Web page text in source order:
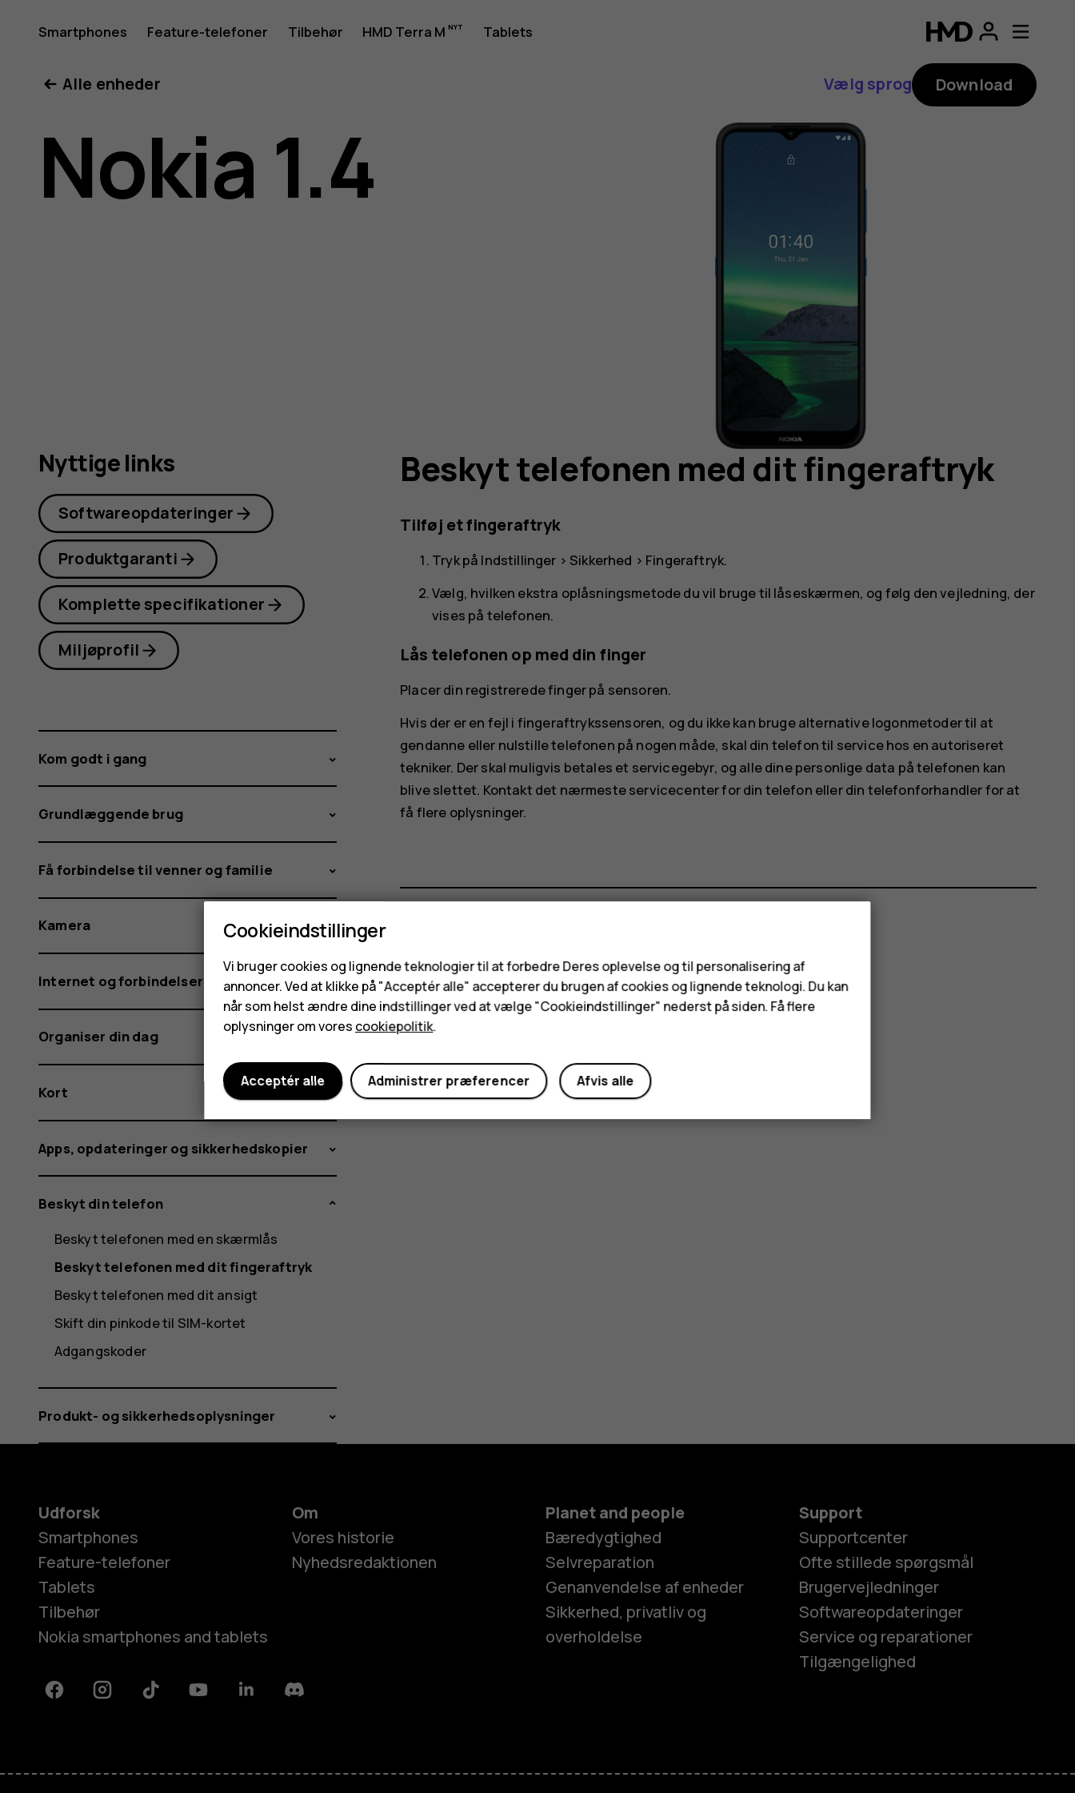
Brugervejledning
til
Nokia
Smartphones Feature-telefoner Tilbehør HMD Terra M Tablets
Alle enheder
Vælg sprog Download
Nokia 1.4
Beskyt telefonen med dit fingeraftryk
Tilføj et fingeraftryk
Tryk på Indstillinger > Sikkerhed > Fingeraftryk.
Vælg, hvilken ekstra oplåsningsmetode du vil bruge til låseskærmen, og følg den vejledning, der
vises på telefonen.
Lås telefonen op med din finger
Placer din registrerede finger på sensoren.
Hvis der er en fejl i fingeraftrykssensoren, og du ikke kan bruge alternative logonmetoder til at
gendanne eller nulstille telefonen på nogen måde, skal din telefon til service hos en autoriseret
tekniker. Der skal muligvis betales et servicegebyr, og alle dine personlige data på telefonen kan
blive slettet. Kontakt det nærmeste servicecenter for din telefon eller din telefonforhandler for at
få flere oplysninger.
Ja Nej
Nyttige links
Softwareopdateringer
Produktgaranti
Komplette specifikationer
Miljøprofil
Kom godt i gang
Grundlæggende brug
Få forbindelse til venner og familie
Kamera
Internet og forbindelser
Organiser din dag
Kort
Apps, opdateringer og sikkerhedskopier
Beskyt din telefon
Beskyt telefonen med en skærmlås
Beskyt telefonen med dit fingeraftryk
Beskyt telefonen med dit ansigt
Skift din pinkode til SIM-kortet
Adgangskoder
Produkt- og sikkerhedsoplysninger
Udforsk
Smartphones
Feature-telefoner
Tablets
Tilbehør
Nokia smartphones and tablets
Om
Vores historie
Nyhedsredaktionen
Planet and people
Bæredygtighed
Selvreparation
Genanvendelse af enheder
Sikkerhed, privatliv og
overholdelse
Support
Supportcenter
Ofte stillede spørgsmål
Brugervejledninger
Softwareopdateringer
Service og reparationer
Tilgængelighed
FacebookInstagramTiktok YoutubeLinkedinDiscord
Cookieindstillinger
Vi bruger cookies og lignende teknologier til at forbedre Deres oplevelse og til personalisering af
annoncer. Ved at klikke på "Acceptér alle" accepterer du brugen af cookies og lignende teknologi. Du kan
når som helst ændre dine indstillinger ved at vælge "Cookieindstillinger" nederst på siden. Få flere
oplysninger om vores cookiepolitik.
Afvis alle
Administrer præferencer
Acceptér alle